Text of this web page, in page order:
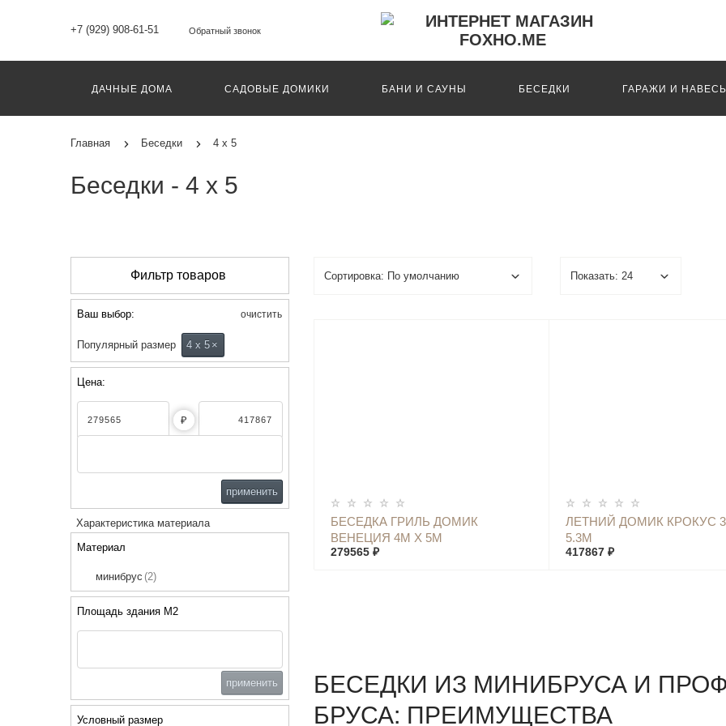
+7 (929) 908-61-51 Обратный звонок
ДАЧНЫЕ ДОМА САДОВЫЕ ДОМИКИ БАНИ И САУНЫ БЕСЕДКИ ГАРАЖИ И НАВЕСЫ
Главная Беседки 4 х 5
Беседки - 4 х 5
Фильтр товаров
Ваш выбор: очистить
Популярный размер 4 х 5 ×
Цена:
₽
применить
Характеристика материала
Материал
минибрус (2)
Площадь здания М2
применить
Условный размер
БЕСЕДКА ГРИЛЬ ДОМИК
ВЕНЕЦИЯ 4М Х 5М
279565 ₽
КУПИТЬ
ЛЕТНИЙ ДОМИК КРОКУС
5.3М
417867 ₽
КУПИТЬ
БЕСЕДКИ ИЗ МИНИБРУСА И
БРУСА: ПРЕИМУЩЕСТВА